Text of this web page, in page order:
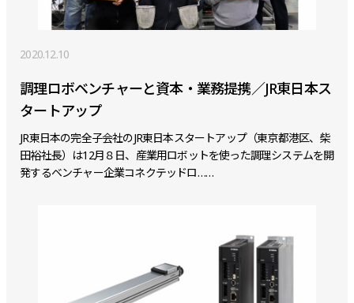
2020.12.10
調理ロボベンチャーと資本・業務提携／JR東日本ス
タートアップ
JR東日本の完全子会社のJR東日本スタートアップ（東京都港区、柴
田裕社長）は12月８日、産業用ロボットを使った調理システムを開
発するベンチャー企業コネクテッドロ……